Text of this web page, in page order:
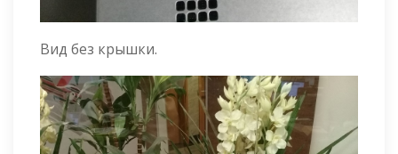
Вид без крышки.